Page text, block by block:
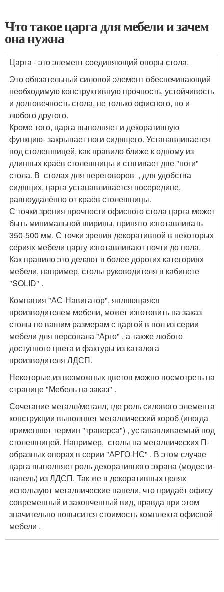
Что такое царга для мебели и зачем
она нужна
Царга - это элемент соединяющий опоры стола.
Это обязательный силовой элемент обеспечивающий
необходимую конструктивную прочность, устойчивость
и долговечность стола, не только офисного, но и
любого другого.
Кроме того, царга выполняет и декоративную
функцию- закрывает ноги сидящего. Устанавливается
под столешницей, как правило ближе к одному из
длинных краёв столешницы и стягивает две "ноги"
стола. В столах для переговоров , для удобства
сидящих, царга устанавливается посередине,
равноудалённо от краёв столешницы.
С точки зрения прочности офисного стола царга может
быть минимальной ширины, принято изготавливать
350-500 мм. С точки зрения декоративной в некоторых
сериях мебели царгу изготавливают почти до пола.
Как правило это делают в более дорогих категориях
мебели, например, столы руководителя в кабинете
"SOLID" .
Компания "АС-Навигатор", являющаяся
производителем мебели, может изготовить на заказ
столы по вашим размерам с царгой в пол из серии
мебели для персонала "Арго" , а также любого
доступного цвета и фактуры из каталога
производителя ЛДСП.
Некоторые,из возможных цветов можно посмотреть на
странице "Мебель на заказ" .
Сочетание металл/металл, где роль силового элемента
конструкции выполняет металлический короб (иногда
применяют термин "траверса") , устанавливаемый под
столешницей. Например, столы на металлических П-
образных опорах в серии "АРГО-НС" . В этом случае
царга выполняет роль декоративного экрана (модести-
панель) из ЛДСП. Так же в декоративных целях
используют металлические панели, что придаёт офису
современный и законченный вид, правда при этом
значительно повысится стоимость комплекта офисной
мебели .